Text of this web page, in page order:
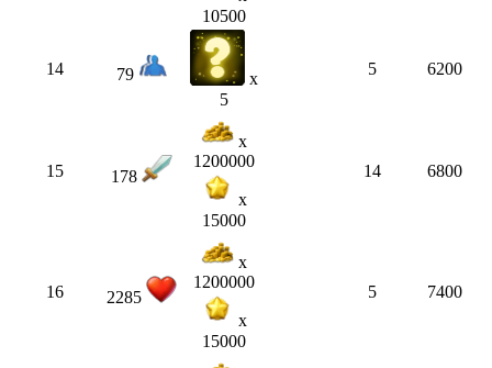
10500
14 79
x
5
5 6200
15 178
x
1200000
x
15000
14 6800
16 2285
x
1200000
x
15000
5 7400